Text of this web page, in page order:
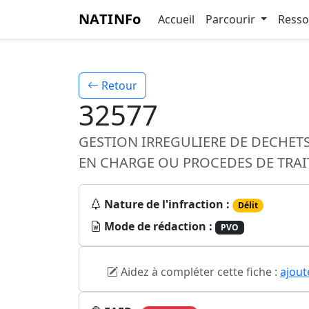
NATINFo Accueil Parcourir
Retour
32577
GESTION IRREGULIERE DE
EN CHARGE OU PROCEDES DE
Nature de l'infraction : Délit
Mode de rédaction : PVO
Aidez à compléter cette fiche :